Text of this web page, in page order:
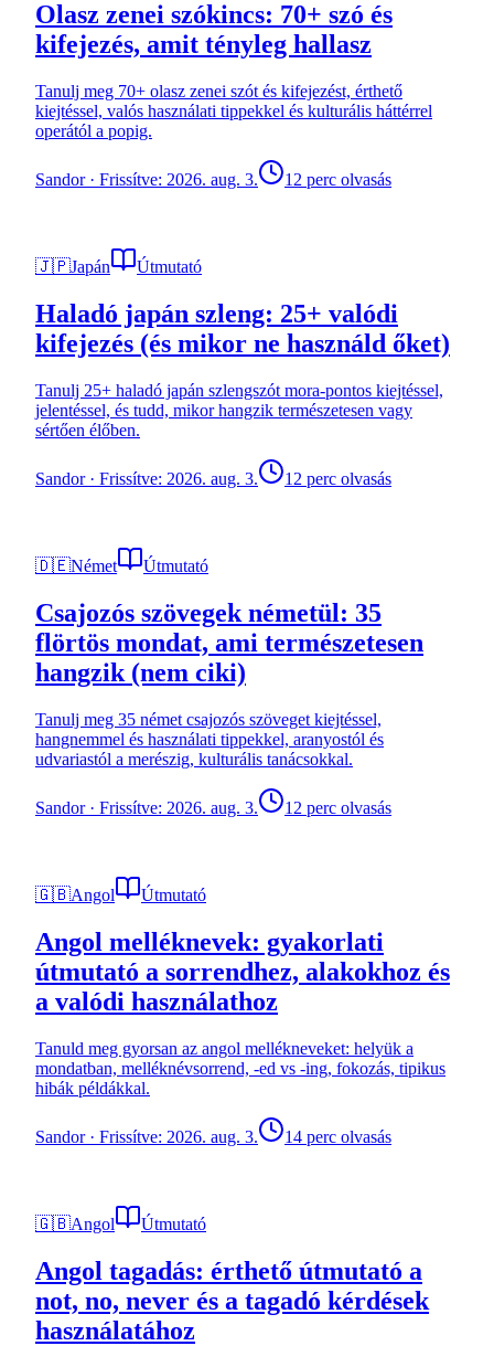
Olasz zenei szókincs: 70+ szó és
kifejezés, amit tényleg hallasz
Tanulj meg 70+ olasz zenei szót és kifejezést, érthető
kiejtéssel, valós használati tippekkel és kulturális háttérrel
operától a popig.
Sandor· Frissítve: 2026. aug. 3. 12 perc olvasás
🇯🇵Japán Útmutató
Haladó japán szleng: 25+ valódi
kifejezés (és mikor ne használd őket)
Tanulj 25+ haladó japán szlengszót mora-pontos kiejtéssel,
jelentéssel, és tudd, mikor hangzik természetesen vagy
sértően élőben.
Sandor· Frissítve: 2026. aug. 3. 12 perc olvasás
🇩🇪Német Útmutató
Csajozós szövegek németül: 35
flörtös mondat, ami természetesen
hangzik (nem ciki)
Tanulj meg 35 német csajozós szöveget kiejtéssel,
hangnemmel és használati tippekkel, aranyostól és
udvariastól a merészig, kulturális tanácsokkal.
Sandor· Frissítve: 2026. aug. 3. 12 perc olvasás
🇬🇧Angol Útmutató
Angol melléknevek: gyakorlati
útmutató a sorrendhez, alakokhoz és
a valódi használathoz
Tanuld meg gyorsan az angol mellékneveket: helyük a
mondatban, melléknévsorrend, -ed vs -ing, fokozás, tipikus
hibák példákkal.
Sandor· Frissítve: 2026. aug. 3. 14 perc olvasás
🇬🇧Angol Útmutató
Angol tagadás: érthető útmutató a
not, no, never és a tagadó kérdések
használatához